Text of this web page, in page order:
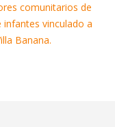
comunitarios de
infantes vinculado a
Banana.